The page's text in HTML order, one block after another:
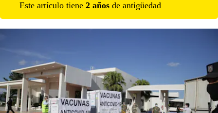
Este artículo tiene 2 años de antigüedad